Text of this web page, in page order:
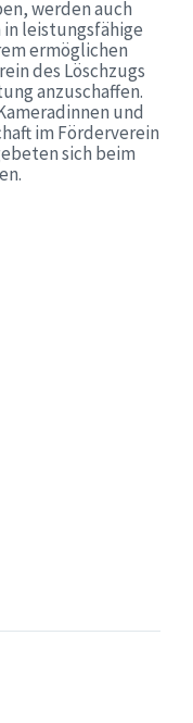
werden auch
leistungsfähige
ermöglichen
des Löschzugs
anzuschaffen.
und
im Förderverein
sich beim